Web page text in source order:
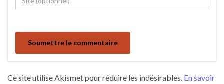
Ce site utilise Akismet pour réduire les indésirables. En savoir